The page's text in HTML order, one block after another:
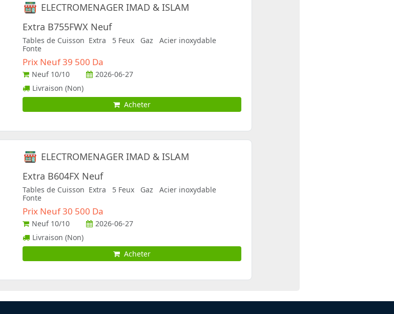
ELECTROMENAGER IMAD & ISLAM
Extra B755FWX Neuf
Tables de Cuisson Extra 5 Feux Gaz Acier inoxydable
Fonte
Prix Neuf 39 500 Da
Neuf 10/10
2026-06-27
Livraison (Non)
Acheter
ELECTROMENAGER IMAD & ISLAM
Extra B604FX Neuf
Tables de Cuisson Extra 5 Feux Gaz Acier inoxydable
Fonte
Prix Neuf 30 500 Da
Neuf 10/10
2026-06-27
Livraison (Non)
Acheter